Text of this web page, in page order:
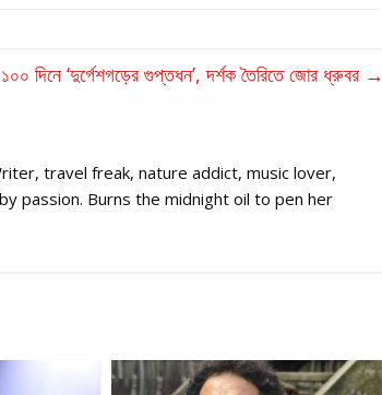
১০০ দিনে ‘দুর্গেশগড়ের গুপ্তধন’, দর্শক তৈরিতে জোর ধ্রুবর →
travel freak, nature addict, music lover,
passion. Burns the midnight oil to pen her